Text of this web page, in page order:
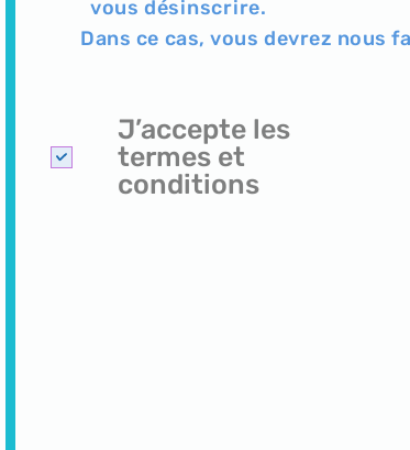
vousdésinscrire.
Dans ce cas, vous devrez nous
J’accepte les
termes et
conditions